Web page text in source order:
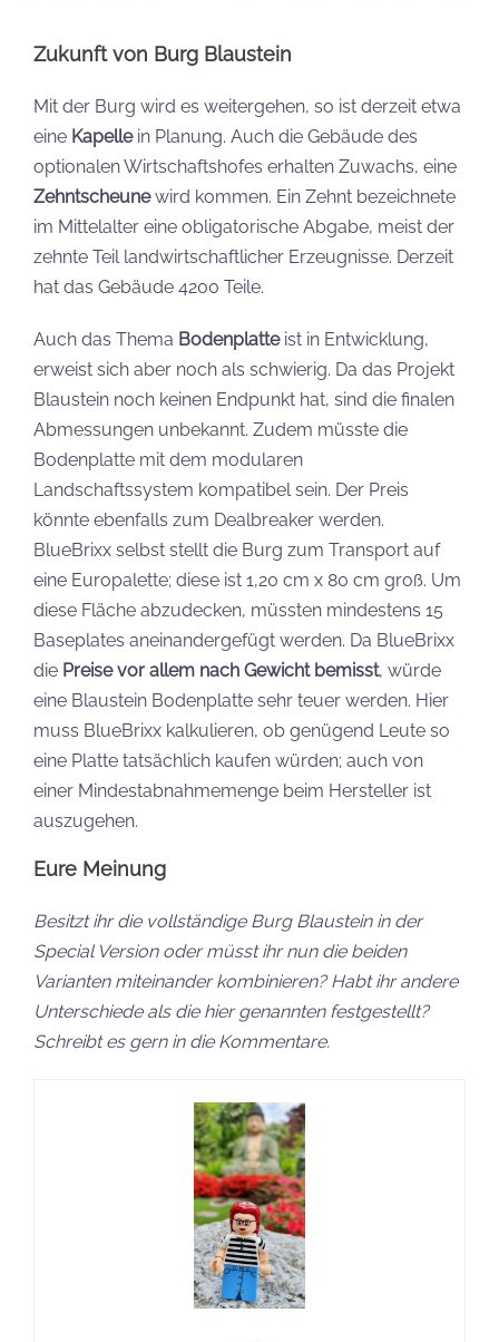
Zukunft von Burg Blaustein
Mit der Burg wird es weitergehen, so ist derzeit etwa
eine Kapellein Planung. Auch die Gebäude des
optionalen Wirtschaftshofes erhalten Zuwachs, eine
Zehntscheunewird kommen. Ein Zehnt bezeichnete
im Mittelalter eine obligatorische Abgabe, meist der
zehnte Teil landwirtschaftlicher Erzeugnisse. Derzeit
hat das Gebäude 4200 Teile.
Auch das Thema Bodenplatteist in Entwicklung,
erweist sich aber noch als schwierig. Da das Projekt
Blaustein noch keinen Endpunkt hat, sind die finalen
Abmessungen unbekannt. Zudem müsste die
Bodenplatte mit dem modularen
Landschaftssystem kompatibel sein. Der Preis
könnte ebenfalls zum Dealbreaker werden.
BlueBrixx selbst stellt die Burg zum Transport auf
eine Europalette; diese ist 1,20 cm x 80 cm groß. Um
diese Fläche abzudecken, müssten mindestens 15
Baseplates aneinandergefügt werden. Da BlueBrixx
die Preise vor allem nach Gewicht bemisst, würde
eine Blaustein Bodenplatte sehr teuer werden. Hier
muss BlueBrixx kalkulieren, ob genügend Leute so
eine Platte tatsächlich kaufen würden; auch von
einer Mindestabnahmemenge beim Hersteller ist
auszugehen.
Eure Meinung
Besitzt ihr die vollständige Burg Blaustein in der
Special Version oder müsst ihr nun die beiden
Varianten miteinander kombinieren? Habt ihr andere
Unterschiede als die hier genannten festgestellt?
Schreibt es gern in die Kommentare.